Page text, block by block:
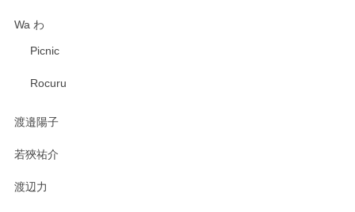
Wa わ
Picnic
Rocuru
渡邉陽子
若狹祐介
渡辺力